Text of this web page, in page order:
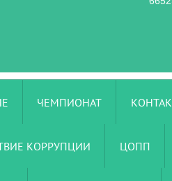
ЧЕМПИОНАТ
КОРРУПЦИИ ЦОПП